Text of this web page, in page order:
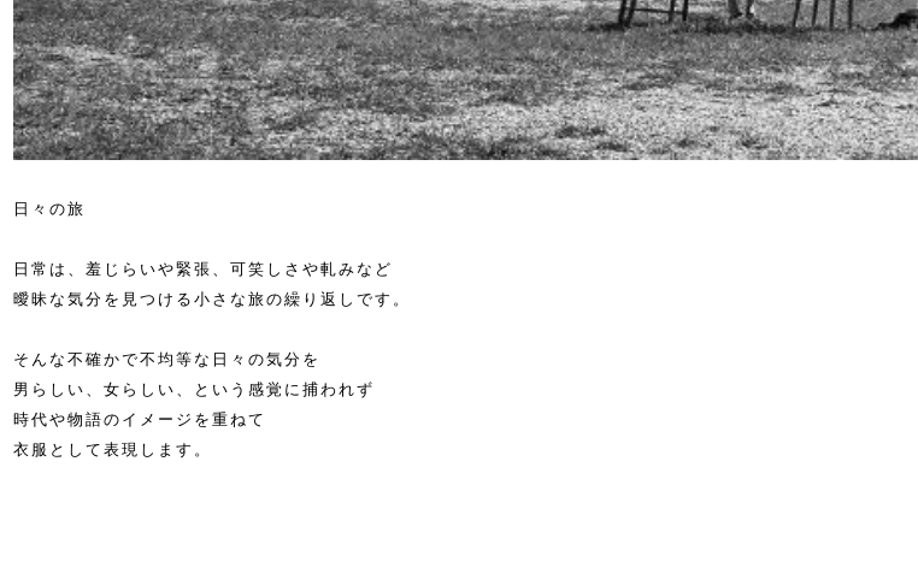
日々の旅
日常は、羞じらいや緊張、可笑しさや軋みなど
曖昧な気分を見つける小さな旅の繰り返しです。
そんな不確かで不均等な日々の気分を
男らしい、女らしい、という感覚に捕われず
時代や物語のイメージを重ねて
衣服として表現します。